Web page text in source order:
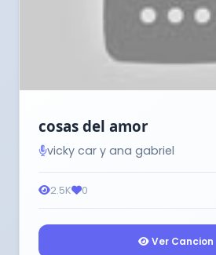
cosas del amor
vicky car y ana gabriel
2.5K 0
Ver Cancion